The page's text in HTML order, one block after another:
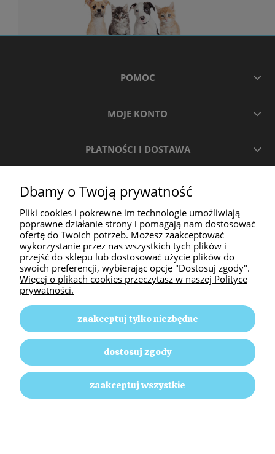
POMOC
MOJE KONTO
PŁATNOŚCI I DOSTAWA
INFORMACJE
O NAS
Animal Passion | ul. Słoneczna 58, 42-350 Pustkowie
Lgockie |
E-mail: animalpassion17@gmail.com
Tel.: 512
499 635| NIP: 5771726364 | REGON: 152130696
Dbamy o Twoją prywatność
Pliki cookies i pokrewne im technologie umożliwiają
poprawne działanie strony i pomagają nam dostosować
ofertę do Twoich potrzeb. Możesz zaakceptować
wykorzystanie przez nas wszystkich tych plików i
przejść do sklepu lub dostosować użycie plików do
swoich preferencji, wybierając opcję "Dostosuj zgody".
Więcej o plikach cookies przeczytasz w naszej Polityce
prywatności.
zaakceptuj tylko niezbędne
dostosuj zgody
zaakceptuj wszystkie